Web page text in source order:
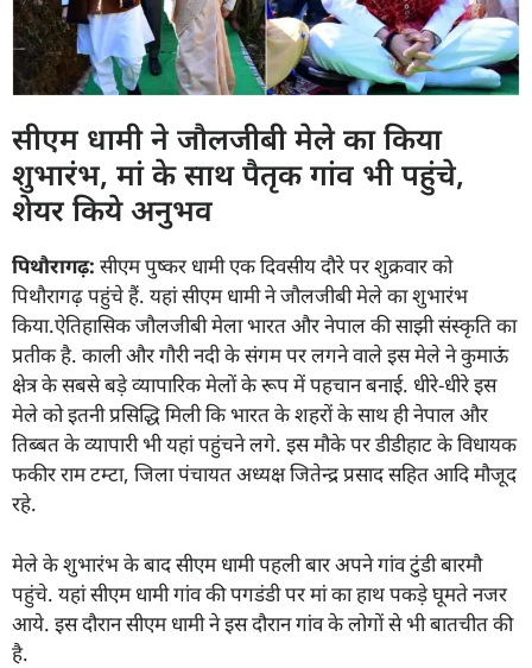
सीएम धामी ने जौलजीबी मेले का किया
शुभारंभ, मां के साथ पैतृक गांव भी पहुंचे,
शेयर किये अनुभव
पिथौरागढ़: सीएम पुष्कर धामी एक दिवसीय दौरे पर शुक्रवार को
पिथौरागढ़ पहुंचे हैं. यहां सीएम धामी ने जौलजीबी मेले का शुभारंभ
किया.ऐतिहासिक जौलजीबी मेला भारत और नेपाल की साझी संस्कृति का
प्रतीक है. काली और गौरी नदी के संगम पर लगने वाले इस मेले ने कुमाऊं
क्षेत्र के सबसे बड़े व्यापारिक मेलों के रूप में पहचान बनाई. धीरे-धीरे इस
मेले को इतनी प्रसिद्धि मिली कि भारत के शहरों के साथ ही नेपाल और
तिब्बत के व्यापारी भी यहां पहुंचने लगे. इस मौके पर डीडीहाट के विधायक
फकीर राम टम्टा, जिला पंचायत अध्यक्ष जितेन्द्र प्रसाद सहित आदि मौजूद
रहे.
मेले के शुभारंभ के बाद सीएम धामी पहली बार अपने गांव टुंडी बारमौ
पहुंचे. यहां सीएम धामी गांव की पगडंडी पर मां का हाथ पकड़े घूमते नजर
आये. इस दौरान सीएम धामी ने इस दौरान गांव के लोगों से भी बातचीत की
है.